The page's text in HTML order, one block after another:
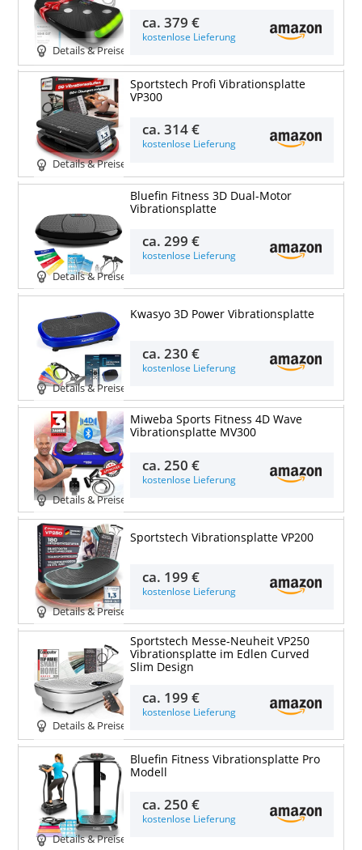
Details & Preise
ca.379 €
kostenlose Lieferung
Details & Preise
Sportstech Profi Vibrationsplatte
VP300
ca.314 €
kostenlose Lieferung
Details & Preise
Bluefin Fitness 3D Dual-Motor
Vibrationsplatte
ca.299 €
kostenlose Lieferung
Details & Preise
Kwasyo 3D Power Vibrationsplatte
ca.230 €
kostenlose Lieferung
Details & Preise
Miweba Sports Fitness 4D Wave
Vibrationsplatte MV300
ca.250 €
kostenlose Lieferung
Details & Preise
Sportstech Vibrationsplatte VP200
ca. 199 €
kostenlose Lieferung
Details & Preise
Sportstech Messe-Neuheit VP250
Vibrationsplatte im Edlen Curved
Slim Design
ca. 199 €
kostenlose Lieferung
Details & Preise
Bluefin Fitness Vibrationsplatte Pro
Modell
ca.250 €
kostenlose Lieferung